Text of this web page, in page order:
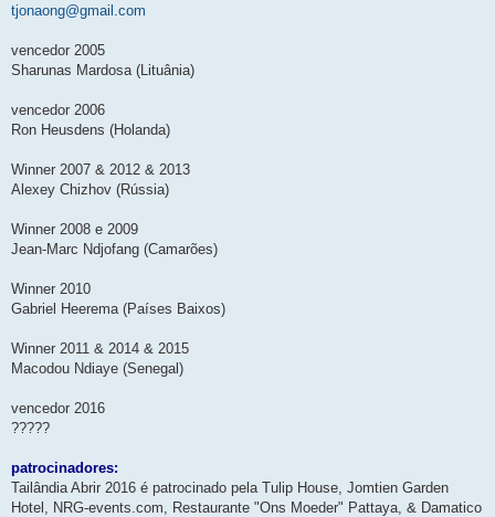
tjonaong@gmail.com
vencedor 2005
Sharunas Mardosa (Lituânia)
vencedor 2006
Ron Heusdens (Holanda)
Winner 2007 & 2012 & 2013
Alexey Chizhov (Rússia)
Winner 2008 e 2009
Jean-Marc Ndjofang (Camarões)
Winner 2010
Gabriel Heerema (Países Baixos)
Winner 2011 & 2014 & 2015
Macodou Ndiaye (Senegal)
vencedor 2016
?????
patrocinadores:
Tailândia Abrir 2016 é patrocinado pela Tulip House, Jomtien Garden
Hotel, NRG-events.com, Restaurante "Ons Moeder" Pattaya, & Damatico